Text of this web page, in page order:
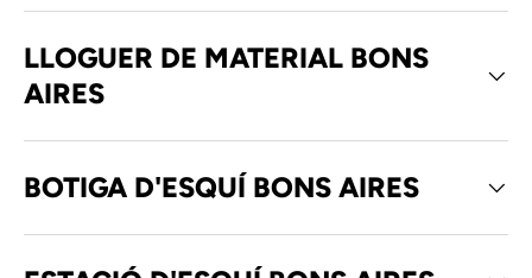
LLOGUER DE MATERIAL BONS
AIRES
BOTIGA D'ESQUÍ BONS AIRES